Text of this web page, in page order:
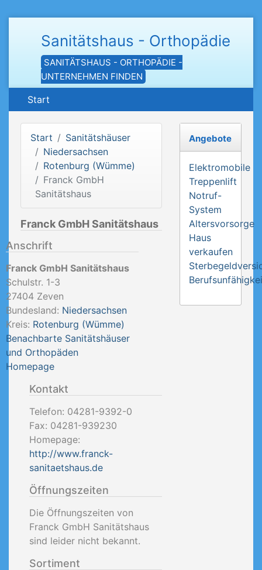
Sanitätshaus - Orthopädie
SANITÄTSHAUS - ORTHOPÄDIE -
UNTERNEHMEN FINDEN
Start
Start
Sanitätshäuser
Niedersachsen
Rotenburg (Wümme)
Franck GmbH
Sanitätshaus
Franck GmbH Sanitätshaus
Anschrift
Franck GmbH Sanitätshaus
Schulstr. 1-3
27404 Zeven
Bundesland: Niedersachsen
Kreis: Rotenburg (Wümme)
Benachbarte Sanitätshäuser
und Orthopäden
Homepage
Kontakt
Telefon: 04281-9392-0
Fax: 04281-939230
Homepage:
http://www.franck-
sanitaetshaus.de
Öffnungszeiten
Die Öffnungszeiten von
Franck GmbH Sanitätshaus
sind leider nicht bekannt.
Sortiment
Angebote
Elektromobile
Treppenlift
Notruf-
System
Altersvorsorge
Haus
verkaufen